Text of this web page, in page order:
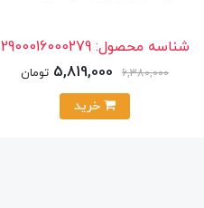
شناسه محصول: 2900016000279
6,380,000
5,819,000 تومان